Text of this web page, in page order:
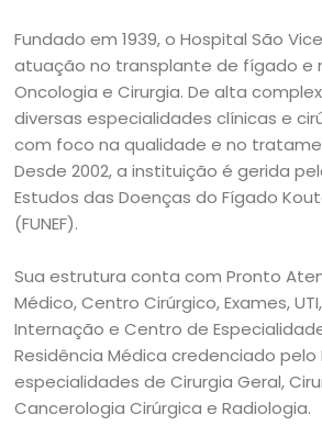
Fundado em 1939, o Hospital São
atuação no transplante de fígado e
Oncologia e Cirurgia. De alta
diversas especialidades clínicas e
com foco na qualidade e no
Desde 2002, a instituição é gerida
Estudos das Doenças do Fígado
(FUNEF).
Sua estrutura conta com Pronto
Médico, Centro Cirúrgico, Exames,
Internação e Centro de
Residência Médica credenciado pelo
especialidades de Cirurgia Geral,
Cancerologia Cirúrgica e Radiologia.